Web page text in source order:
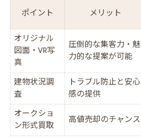
ポイント メリット
オリジナル
図面・VR写
真
圧倒的な集客力・魅
力的な提案が可能
建物状況調
査
トラブル防止と安心
感の提供
オークショ
ン形式買取
高値売却のチャンス